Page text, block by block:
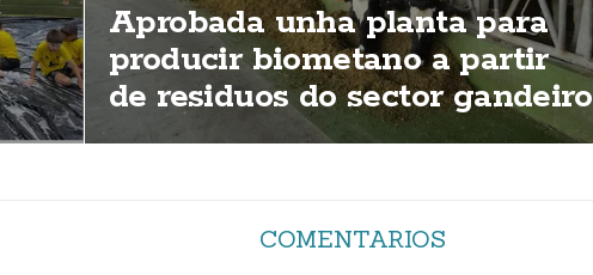
Aprobada unha planta para
producir biometano a partir
de residuos do sector gandeiro
nas Maroñas
COMENTARIOS